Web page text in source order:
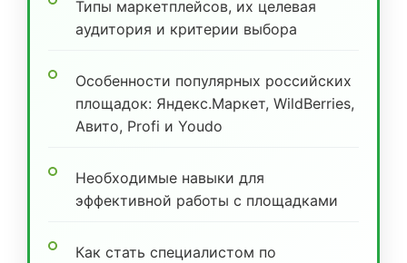
Типы маркетплейсов, их целевая
аудитория и критерии выбора
Особенности популярных российских
площадок: Яндекс.Маркет, WildBerries,
Авито, Profi и Youdo
Необходимые навыки для
эффективной работы с площадками
Как стать специалистом по